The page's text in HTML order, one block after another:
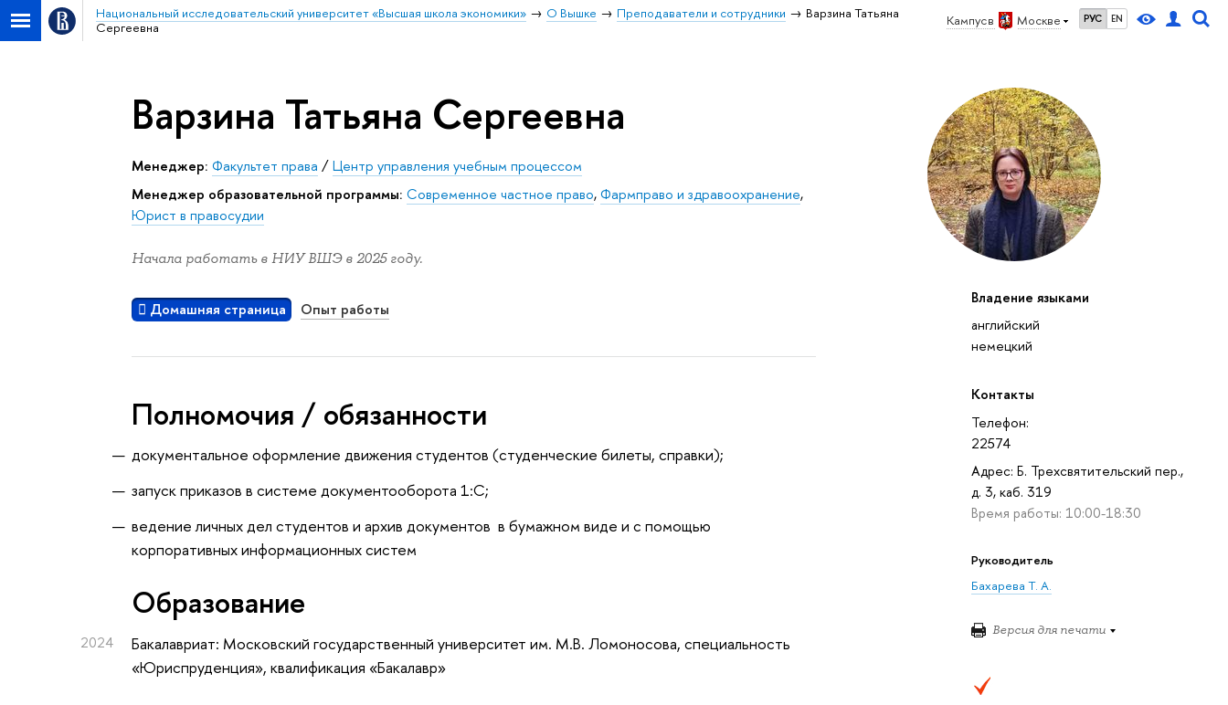
Кампус в Москве РУС EN
Национальный исследовательский университет «Высшая школа экономики» О Вышке Преподаватели и сотрудники
Варзина Татьяна
Сергеевна
Владение языками
английский
немецкий
Контакты
Телефон:
22574
Адрес: Б. Трехсвятительский пер.,
д. 3, каб. 319
Время работы: 10:00-18:30
Руководитель
Бахарева Т. А.
Версия для печати
Варзина Татьяна Сергеевна
Менеджер: Факультет права /Центр управления учебным процессом
Менеджер образовательной программы: Современное частное право,Фармправо и здравоохранение,
Юрист в правосудии
Начала работать в НИУ ВШЭ в 2025 году.
Домашняя страница Опыт работы
Полномочия / обязанности
документальное оформление движения студентов (студенческие билеты, справки);
запуск приказов в системе документооборота 1:С;
ведение личных дел студентов и архив документов в бумажном виде и с помощью
корпоративных информационных систем
Oбразование
2024
Бакалавриат: Московский государственный университет им. М.В. Ломоносова, специальность
«Юриспруденция», квалификация «Бакалавр»